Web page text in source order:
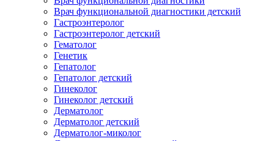
Врач функциональной диагностики детский
Гастроэнтеролог
Гастроэнтеролог детский
Гематолог
Генетик
Гепатолог
Гепатолог детский
Гинеколог
Гинеколог детский
Дерматолог
Дерматолог детский
Дерматолог-миколог